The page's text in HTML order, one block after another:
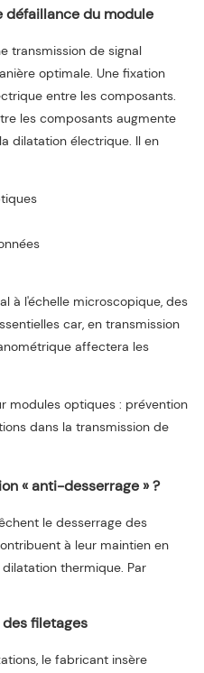
défaillance du module
transmission de signal
optimale. Une fixation
entre les composants.
les composants augmente
dilatation électrique. Il en
à l'échelle microscopique, des
car, en transmission
affectera les
« anti-desserrage » ?
le desserrage des
à leur maintien en
thermique. Par
filetages
le fabricant insère